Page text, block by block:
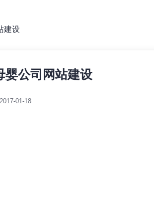
建设
婴公司网站建设
01-18
是做